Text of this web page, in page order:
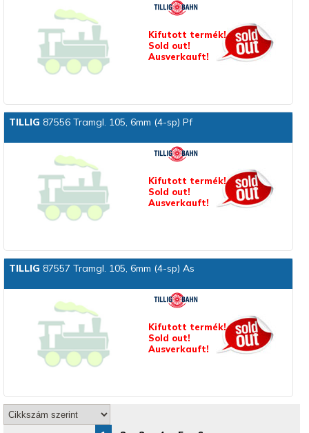
Kifutott termék!
Sold out!
Ausverkauft!
TILLIG 87556 Tramgl. 105, 6mm (4-sp) Pf
Kifutott termék!
Sold out!
Ausverkauft!
TILLIG 87557 Tramgl. 105, 6mm (4-sp) As
Kifutott termék!
Sold out!
Ausverkauft!